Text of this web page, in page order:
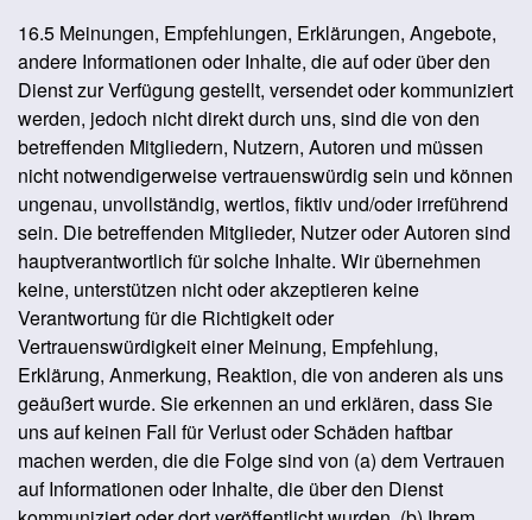
16.5 Meinungen, Empfehlungen, Erklärungen, Angebote,
andere Informationen oder Inhalte, die auf oder über den
Dienst zur Verfügung gestellt, versendet oder kommuniziert
werden, jedoch nicht direkt durch uns, sind die von den
betreffenden Mitgliedern, Nutzern, Autoren und müssen
nicht notwendigerweise vertrauenswürdig sein und können
ungenau, unvollständig, wertlos, fiktiv und/oder irreführend
sein. Die betreffenden Mitglieder, Nutzer oder Autoren sind
hauptverantwortlich für solche Inhalte. Wir übernehmen
keine, unterstützen nicht oder akzeptieren keine
Verantwortung für die Richtigkeit oder
Vertrauenswürdigkeit einer Meinung, Empfehlung,
Erklärung, Anmerkung, Reaktion, die von anderen als uns
geäußert wurde. Sie erkennen an und erklären, dass Sie
uns auf keinen Fall für Verlust oder Schäden haftbar
machen werden, die die Folge sind von (a) dem Vertrauen
auf Informationen oder Inhalte, die über den Dienst